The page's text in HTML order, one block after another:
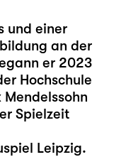
und einer
an der
er 2023
Hochschule
Spielzeit
Leipzig.